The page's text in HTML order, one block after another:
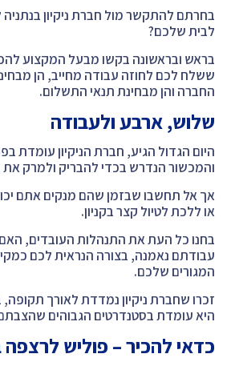
בחרתם להתקשר מול חברת ניקיון בנתניה
לבית שלכם?
בראש ובראשונה בקשו מבעל המקצוע
ששלח לכם לחוזה עבודה מחייב, הן
החברה והן מבחינת תנאי התשלום.
שלוש, ארבע ולעבודה
היום הגדול הגיע, חברת הניקיון עומדת
והמכשור הנדרש בכדי להבריק ולמרק את
אך אל תחשבו שבזמן שהם מנקים אתם
או ללכת לטיול קצר בקניון.
בחנו כל העת את התנהלות העובדים,
עבודתם נאמנה, בצורה הנראית לכם
המגורים שלכם.
זכרו שחברת ניקיון נמדדת לאורך
היא עומדת בסטנדרטים הגבוהים
כדאי להכיר – פוליש לרצפה